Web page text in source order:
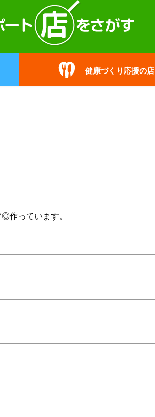
健康づくり応援の店
作っています。